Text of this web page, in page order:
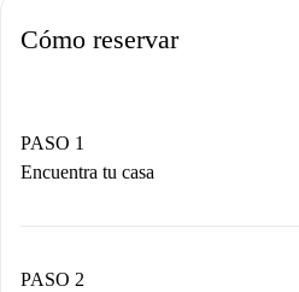
Cómo reservar
PASO 1
Encuentra tu casa
Tienes toda la información
PASO 2